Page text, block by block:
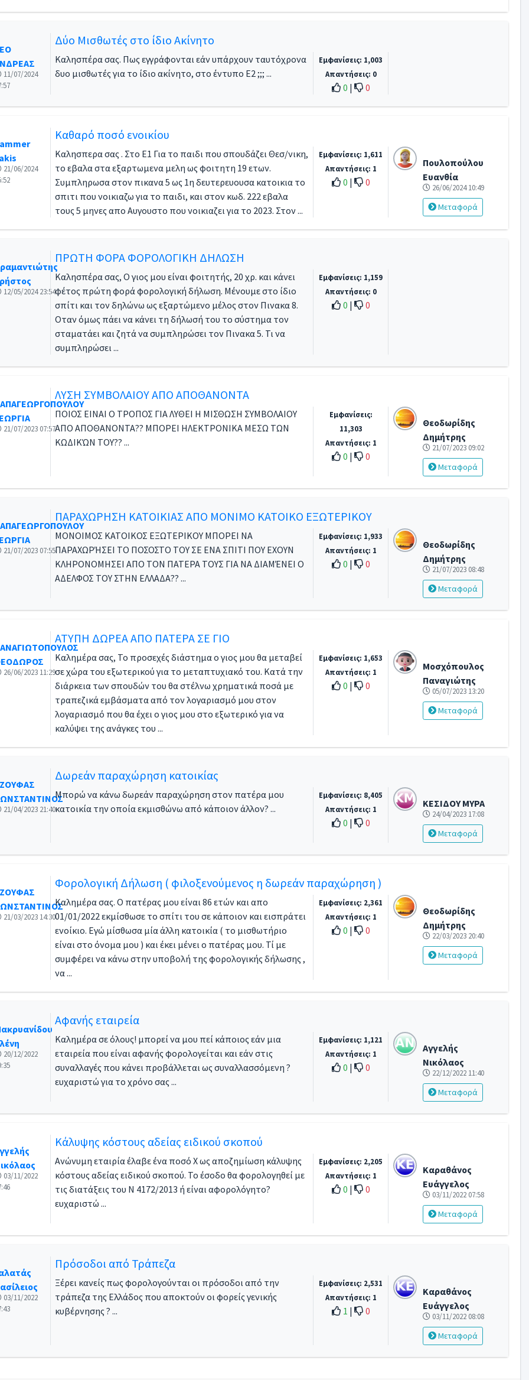
11/07/2024
Δύο Μισθωτές στο ίδιο Ακίνητο
Καλησπέρα σας. Πως εγγράφονται εάν υπάρχουν ταυτόχρονα
δυο μισθωτές για το ίδιο ακίνητο, στο έντυπο Ε2 ;;; ...
Εμφανίσεις: 1,003
Απαντήσεις: 0
0 | 0
21/06/2024
Καθαρό ποσό ενοικίου
Καλησπερα σας . Στο Ε1 Για το παιδι που σπουδάζει Θεσ/νικη,
το εβαλα στα εξαρτωμενα μελη ως φοιτητη 19 ετων.
Συμπληρωσα στον πικανα 5 ως 1η δευτερευουσα κατοικια το
σπιτι που νοικιαζω για το παιδι, και στον κωδ. 222 εβαλα
τους 5 μηνες απο Αυγουστο που νοικιαζει για το 2023. Στον ...
Εμφανίσεις: 1,611
Απαντήσεις: 1
0 | 0
Πουλοπούλου
Ευανθία
26/06/2024 10:49
Μεταφορά
12/05/2024 23:54
ΠΡΩΤΗ ΦΟΡΑ ΦΟΡΟΛΟΓΙΚΗ ΔΗΛΩΣΗ
Καλησπέρα σας, Ο γιος μου είναι φοιτητής, 20 χρ. και κάνει
φέτος πρώτη φορά φορολογική δήλωση. Μένουμε στο ίδιο
σπίτι και τον δηλώνω ως εξαρτώμενο μέλος στον Πινακα 8.
Οταν όμως πάει να κάνει τη δήλωσή του το σύστημα τον
σταματάει και ζητά να συμπληρώσει τον Πινακα 5. Τι να
συμπληρώσει ...
Εμφανίσεις: 1,159
Απαντήσεις: 0
0 | 0
21/07/2023 07:57
ΛΥΣΗ ΣΥΜΒΟΛΑΙΟΥ ΑΠΟ ΑΠΟΘΑΝΟΝΤΑ
ΠΟΙΟΣ ΕΙΝΑΙ Ο ΤΡΟΠΟΣ ΓΙΑ ΛΥΘΕΙ Η ΜΙΣΘΩΣΗ ΣΥΜΒΟΛΑΙΟΥ
ΑΠΟ ΑΠΟΘΑΝΟΝΤΑ?? ΜΠΟΡΕΙ ΗΛΕΚΤΡΟΝΙΚΑ ΜΕΣΩ ΤΩΝ
ΚΩΔΙΚΏΝ ΤΟΥ?? ...
Εμφανίσεις:
11,303
Απαντήσεις: 1
0 | 0
Θεοδωρίδης
Δημήτρης
21/07/2023 09:02
Μεταφορά
21/07/2023 07:55
ΠΑΡΑΧΩΡΗΣΗ ΚΑΤΟΙΚΙΑΣ ΑΠΟ ΜΟΝΙΜΟ ΚΑΤΟΙΚΟ ΕΞΩΤΕΡΙΚΟΥ
ΜΟΝΟΙΜΟΣ ΚΑΤΟΙΚΟΣ ΕΞΩΤΕΡΙΚΟΥ ΜΠΟΡΕΙ ΝΑ
ΠΑΡΑΧΩΡΉΣΕΙ ΤΟ ΠΟΣΟΣΤΟ ΤΟΥ ΣΕ ΕΝΑ ΣΠΙΤΙ ΠΟΥ ΕΧΟΥΝ
ΚΛΗΡΟΝΟΜΗΣΕΙ ΑΠΟ ΤΟΝ ΠΑΤΕΡΑ ΤΟΥΣ ΓΙΑ ΝΑ ΔΙΑΜΈΝΕΙ Ο
ΑΔΕΛΦΟΣ ΤΟΥ ΣΤΗΝ ΕΛΛΑΔΑ?? ...
Εμφανίσεις: 1,933
Απαντήσεις: 1
0 | 0
Θεοδωρίδης
Δημήτρης
21/07/2023 08:48
Μεταφορά
26/06/2023 11:29
ΑΤΥΠΗ ΔΩΡΕΑ ΑΠΟ ΠΑΤΕΡΑ ΣΕ ΓΙΟ
Καλημέρα σας, Το προσεχές διάστημα ο γιος μου θα μεταβεί
σε χώρα του εξωτερικού για το μεταπτυχιακό του. Κατά την
διάρκεια των σπουδών του θα στέλνω χρηματικά ποσά με
τραπεζικά εμβάσματα από τον λογαριασμό μου στον
λογαριασμό που θα έχει ο γιος μου στο εξωτερικό για να
καλύψει της ανάγκες του ...
Εμφανίσεις: 1,653
Απαντήσεις: 1
0 | 0
Μοσχόπουλος
Παναγιώτης
05/07/2023 13:20
Μεταφορά
21/04/2023 21:40
Δωρεάν παραχώρηση κατοικίας
Μπορώ να κάνω δωρεάν παραχώρηση στον πατέρα μου
κατοικία την οποία εκμισθώνω από κάποιον άλλον? ...
Εμφανίσεις: 8,405
Απαντήσεις: 1
0 | 0
ΚΕΣΙΔΟΥ ΜΥΡΑ
24/04/2023 17:08
Μεταφορά
21/03/2023 14:30
Φορολογική Δήλωση ( φιλοξενούμενος η δωρεάν παραχώρηση )
Καλημέρα σας. Ο πατέρας μου είναι 86 ετών και απο
01/01/2022 εκμίσθωσε το σπίτι του σε κάποιον και εισπράτει
ενοίκιο. Εγώ μίσθωσα μία άλλη κατοικία ( το μισθωτήριο
είναι στο όνομα μου ) και έκει μένει ο πατέρας μου. Τί με
συμφέρει να κάνω στην υποβολή της φορολογικής δήλωσης ,
να ...
Εμφανίσεις: 2,361
Απαντήσεις: 1
0 | 0
Θεοδωρίδης
Δημήτρης
22/03/2023 20:40
Μεταφορά
20/12/2022
Αφανής εταιρεία
Καλημέρα σε όλους! μπορεί να μου πεί κάποιος εάν μια
εταιρεία που είναι αφανής φορολογείται και εάν στις
συναλλαγές που κάνει προβάλλεται ως συναλλασσόμενη
ευχαριστώ για το χρόνο σας ...
Εμφανίσεις: 1,121
Απαντήσεις: 1
0 | 0
Αγγελής
Νικόλαος
22/12/2022 11:40
Μεταφορά
03/11/2022
Κάλυψης κόστους αδείας ειδικού σκοπού
Ανώνυμη εταιρία έλαβε ένα ποσό Χ ως αποζημίωση κάλυψης
κόστους αδείας ειδικού σκοπού. Το έσοδο θα φορολογηθεί με
τις διατάξεις του Ν 4172/2013 ή είναι αφορολόγητο
ευχαριστώ ...
Εμφανίσεις: 2,205
Απαντήσεις: 1
0 | 0
Καραθάνος
Ευάγγελος
03/11/2022 07:58
Μεταφορά
03/11/2022
Πρόσοδοι από Τράπεζα
Ξέρει κανείς πως φορολογούνται οι πρόσοδοι από την
τράπεζα της Ελλάδος που αποκτούν οι φορείς γενικής
κυβέρνησης ? ...
Εμφανίσεις: 2,531
Απαντήσεις: 1
1 | 0
Καραθάνος
Ευάγγελος
03/11/2022 08:08
Μεταφορά